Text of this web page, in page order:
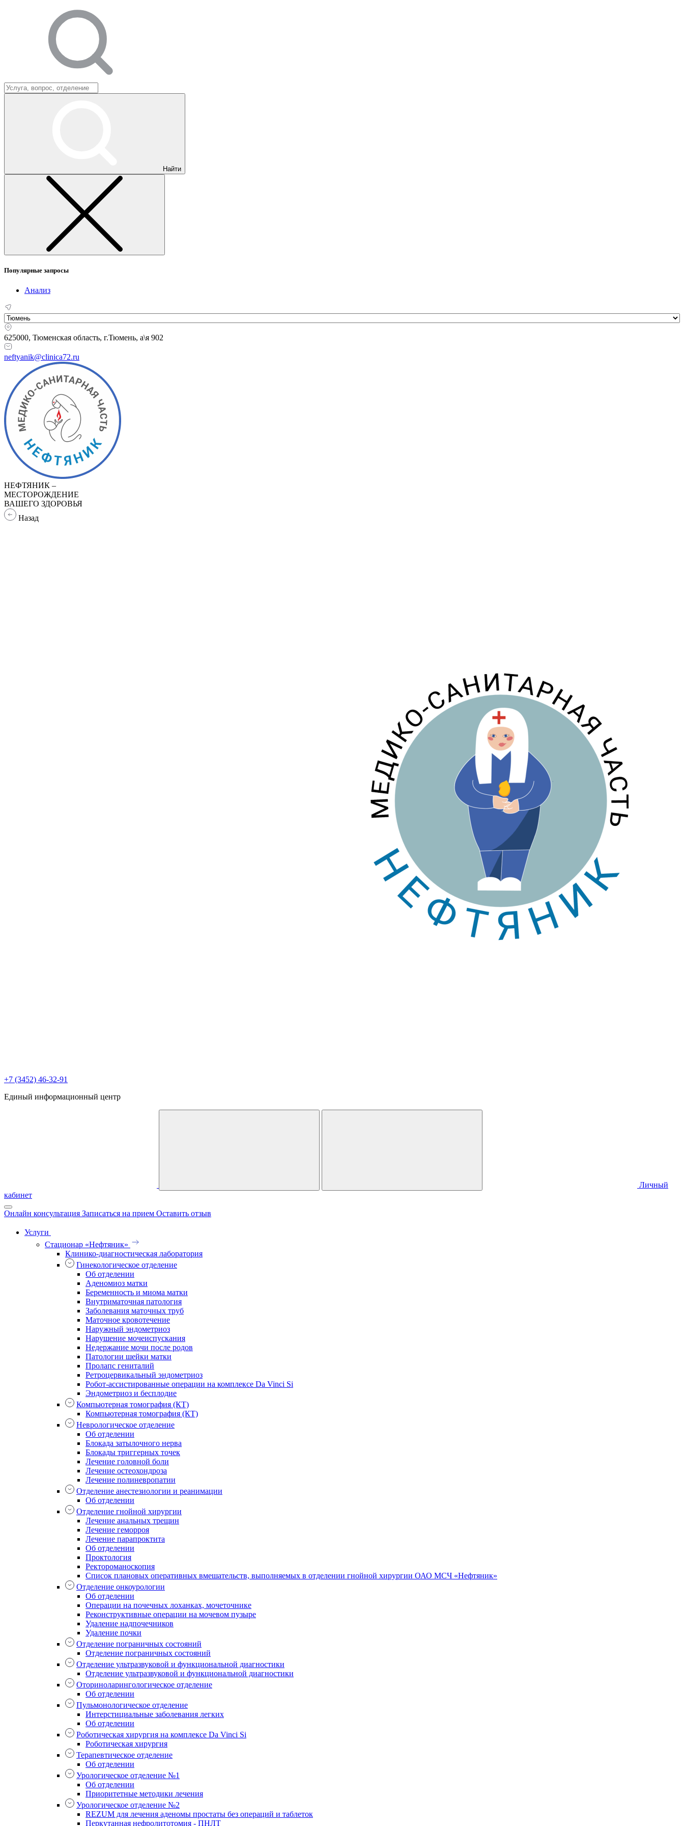
Найти
Популярные запросы
Анализ
625000, Тюменская область, г.Тюмень, а\я 902
neftyanik@clinica72.ru
НЕФТЯНИК –
МЕСТОРОЖДЕНИЕ
ВАШЕГО ЗДОРОВЬЯ
Назад
+7 (3452) 46-32-91
Единый информационный центр
Личный
кабинет
Онлайн консультация Записаться на прием Оставить отзыв
Услуги
Стационар «Нефтяник»
Клинико-диагностическая лаборатория
Гинекологическое отделение
Об отделении
Аденомиоз матки
Беременность и миома матки
Внутриматочная патология
Заболевания маточных труб
Маточное кровотечение
Наружный эндометриоз
Нарушение мочеиспускания
Недержание мочи после родов
Патологии шейки матки
Пролапс гениталий
Ретроцервикальный эндометриоз
Робот-ассистированные операции на комплексе Da Vinci Si
Эндометриоз и бесплодие
Компьютерная томография (КТ)
Компьютерная томография (КТ)
Неврологическое отделение
Об отделении
Блокада затылочного нерва
Блокады триггерных точек
Лечение головной боли
Лечение остеохондроза
Лечение полиневропатии
Отделение анестезиологии и реанимации
Об отделении
Отделение гнойной хирургии
Лечение анальных трещин
Лечение геморроя
Лечение парапроктита
Об отделении
Проктология
Ректороманоскопия
Список плановых оперативных вмешательств, выполняемых в отделении гнойной хирургии ОАО МСЧ «Нефтяник»
Отделение онкоурологии
Об отделении
Операции на почечных лоханках, мочеточнике
Реконструктивные операции на мочевом пузыре
Удаление надпочечников
Удаление почки
Отделение пограничных состояний
Отделение пограничных состояний
Отделение ультразвуковой и функциональной диагностики
Отделение ультразвуковой и функциональной диагностики
Оториноларингологическое отделение
Об отделении
Пульмонологическое отделение
Интерстициальные заболевания легких
Об отделении
Роботическая хирургия на комплексе Da Vinci Si
Роботическая хирургия
Терапевтическое отделение
Об отделении
Урологическое отделение №1
Об отделении
Приоритетные методики лечения
Урологическое отделение №2
REZUM для лечения аденомы простаты без операций и таблеток
Перкутанная нефролитотомия - ПНЛТ